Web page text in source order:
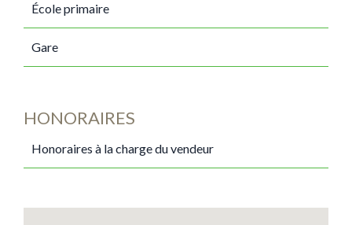
École primaire
Gare
HONORAIRES
Honoraires à la charge du vendeur